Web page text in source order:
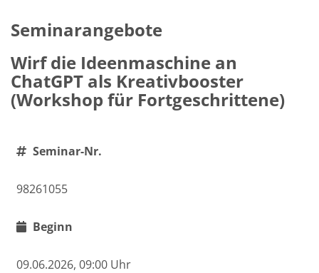
Seminarangebote
Wirf die Ideenmaschine an
ChatGPT als Kreativbooster
(Workshop für Fortgeschrittene)
Seminar-Nr.
98261055
Beginn
09.06.2026, 09:00 Uhr